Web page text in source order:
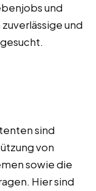
und
und
sind
von
sowie die
Hier sind